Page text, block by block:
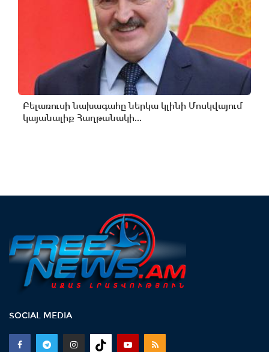
Բելառուսի նախագահը ներկա կլինի Մոսկվայում
կայանալիք Հաղթանակի...
SOCIAL MEDIA